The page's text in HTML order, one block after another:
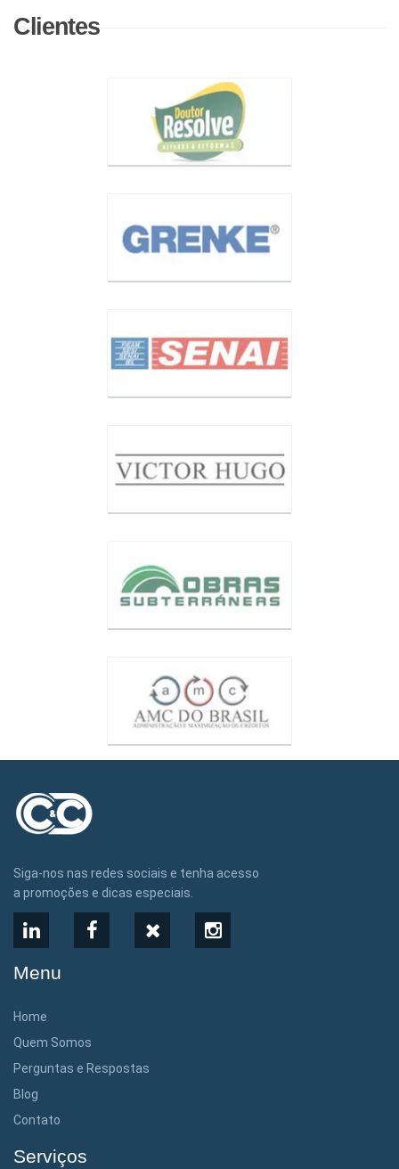
Clientes
Siga-nos nas redes sociais e tenha acesso
a promoções e dicas especiais.
LinkedInFacebook Instagram
Menu
Home
Quem Somos
Perguntas e Respostas
Blog
Contato
Serviços